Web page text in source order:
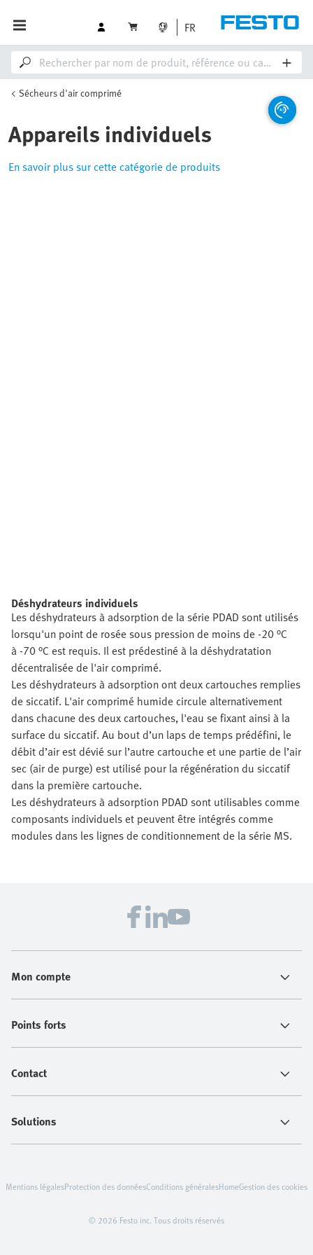
FR
Sécheurs d'air comprimé
Appareils individuels
En savoir plus sur cette catégorie de produits
Déshydrateurs individuels
Les déshydrateurs à adsorption de la série PDAD sont utilisés
lorsqu'un point de rosée sous pression de moins de -20 °C
à -70 °C est requis. Il est prédestiné à la déshydratation
décentralisée de l'air comprimé.
Les déshydrateurs à adsorption ont deux cartouches remplies
de siccatif. L'air comprimé humide circule alternativement
dans chacune des deux cartouches, l'eau se fixant ainsi à la
surface du siccatif. Au bout d’un laps de temps prédéfini, le
débit d’air est dévié sur l’autre cartouche et une partie de l’air
sec (air de purge) est utilisé pour la régénération du siccatif
dans la première cartouche.
Les déshydrateurs à adsorption PDAD sont utilisables comme
composants individuels et peuvent être intégrés comme
modules dans les lignes de conditionnement de la série MS.
Mon compte
Points forts
Contact
Solutions
© 2026 Festo inc. Tous droits réservés
Mentions légalesProtection des donnéesConditions généralesHomeGestion des cookies